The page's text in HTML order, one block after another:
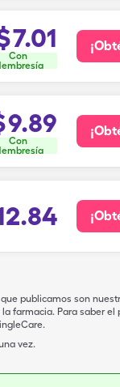
7.01
Con
9.89
Con
publicamos son
farmacia. Para saber el
vez.